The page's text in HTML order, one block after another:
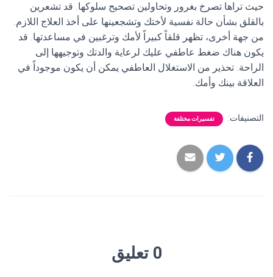
حيث تراها تصرخ بغرور وتحاولين تصحيح سلوكها. قد تشعرين
بالقلق بشأن حالة نفسية لأختك وتشجعينها على أخذ العلاج اللازم.
من جهة أخرى، تظهر قلقاً كبيراً لأمك وترغبين في مساعدتها. قد
يكون هناك ضغط عاطفي عليك لرعاية والدتك وتوجيهها إلى
الراحة. تحذير من الاستغلال العاطفي يمكن أن يكون موجوداً في
العلاقة بينك وأمك.
التصنيفات: تفسيرات مختلفة
0 تعليق